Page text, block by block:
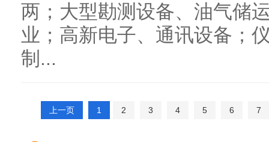
两；大型勘测设备、油气储
业；高新电子、通讯设备；
制...
上一页 1 2 3 4 5 6 7